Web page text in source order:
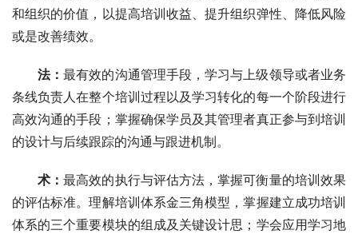
和组织的价值，以提高培训收益、提升组织弹性、降低风险
或是改善绩效。
法：最有效的沟通管理手段，学习与上级领导或者业务
条线负责人在整个培训过程以及学习转化的每一个阶段进行
高效沟通的手段；掌握确保学员及其管理者真正参与到培训
的设计与后续跟踪的沟通与跟进机制。
术：最高效的执行与评估方法，掌握可衡量的培训效果
的评估标准。理解培训体系金三角模型，掌握建立成功培训
体系的三个重要模块的组成及关键设计思；学会应用学习地